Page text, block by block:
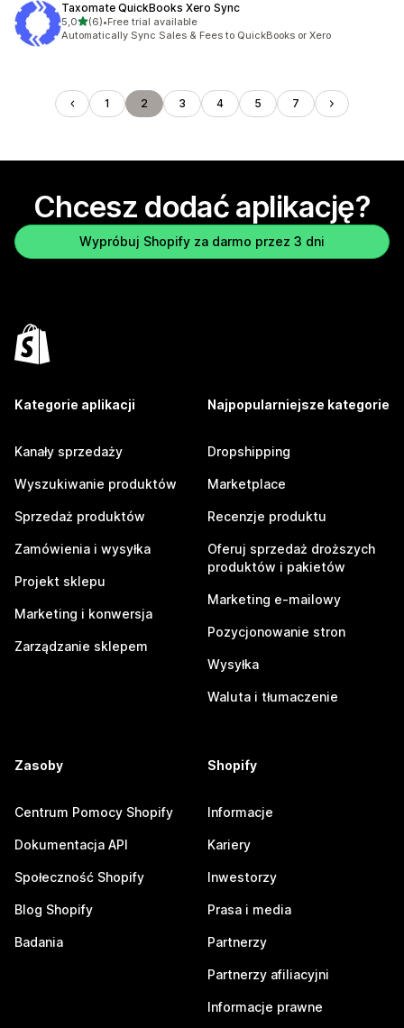
Taxomate QuickBooks Xero Sync
5,0na 5 gwiazdek
(6)
Łączna liczba recenzji: 6
•Free trial available
Automatically Sync Sales & Fees to QuickBooks or Xero
1 2 3 4 5 7
Chcesz dodać aplikację?
Wypróbuj Shopify za darmo przez 3 dni
Kategorie aplikacji
Kanały sprzedaży
Wyszukiwanie produktów
Sprzedaż produktów
Zamówienia i wysyłka
Projekt sklepu
Marketing i konwersja
Zarządzanie sklepem
Najpopularniejsze kategorie
Dropshipping
Marketplace
Recenzje produktu
Oferuj sprzedaż droższych
produktów i pakietów
Marketing e-mailowy
Pozycjonowanie stron
Wysyłka
Waluta i tłumaczenie
Zasoby
Centrum Pomocy Shopify
Dokumentacja API
Społeczność Shopify
Blog Shopify
Badania
Shopify
Informacje
Kariery
Inwestorzy
Prasa i media
Partnerzy
Partnerzy afiliacyjni
Informacje prawne